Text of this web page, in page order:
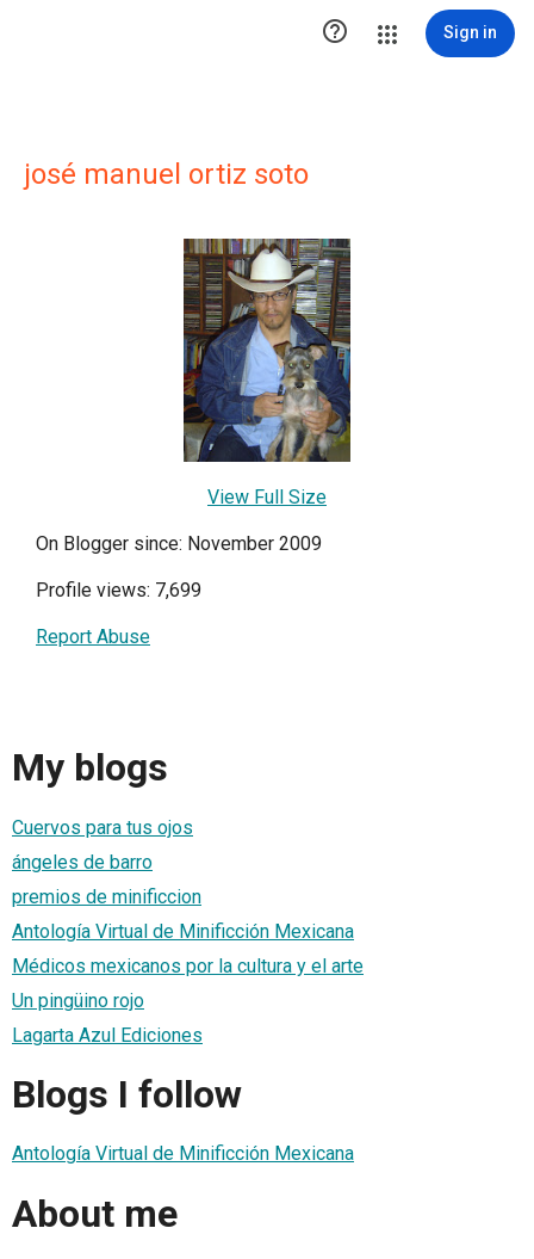
 Sign in
josé manuel ortiz soto
View Full Size
On Blogger since: November 2009
Profile views: 7,699
Report Abuse
My blogs
Cuervos para tus ojos
ángeles de barro
premios de minificcion
Antología Virtual de Minificción Mexicana
Médicos mexicanos por la cultura y el arte
Un pingüino rojo
Lagarta Azul Ediciones
Blogs I follow
Antología Virtual de Minificción Mexicana
About me